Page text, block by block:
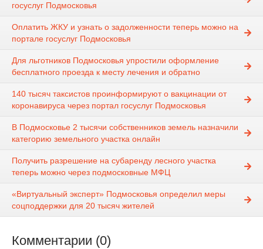
госуслуг Подмосковья
Оплатить ЖКУ и узнать о задолженности теперь можно на
портале госуслуг Подмосковья
Для льготников Подмосковья упростили оформление
бесплатного проезда к месту лечения и обратно
140 тысяч таксистов проинформируют о вакцинации от
коронавируса через портал госуслуг Подмосковья
В Подмосковье 2 тысячи собственников земель назначили
категорию земельного участка онлайн
Получить разрешение на субаренду лесного участка
теперь можно через подмосковные МФЦ
«Виртуальный эксперт» Подмосковья определил меры
соцподдержки для 20 тысяч жителей
Комментарии (0)